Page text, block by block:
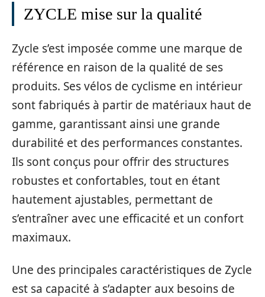
ZYCLE mise sur la qualité
Zycle s’est imposée comme une marque de
référence en raison de la qualité de ses
produits. Ses vélos de cyclisme en intérieur
sont fabriqués à partir de matériaux haut de
gamme, garantissant ainsi une grande
durabilité et des performances constantes.
Ils sont conçus pour offrir des structures
robustes et confortables, tout en étant
hautement ajustables, permettant de
s’entraîner avec une efficacité et un confort
maximaux.
Une des principales caractéristiques de Zycle
est sa capacité à s’adapter aux besoins de